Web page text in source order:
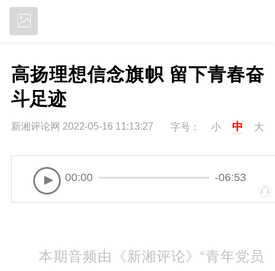
高扬理想信念旗帜 留下青春奋
斗足迹
新湘评论网 2022-05-16 11:13:27 字号： 小 中 大
00:00 -06:53
本期音频由《新湘评论》“青年党员